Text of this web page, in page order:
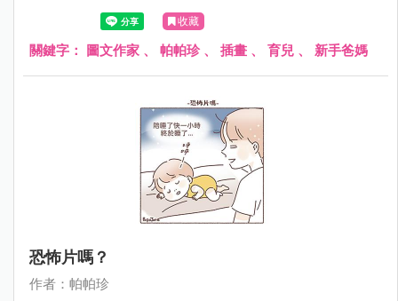
痛又被車子輾過肚子，然後又想大便被要求憋住的感受）
收藏
關鍵字： 圖文作家 、 帕帕珍、 插畫 、 育兒 、 新手爸媽
恐怖片嗎？
作者：帕帕珍